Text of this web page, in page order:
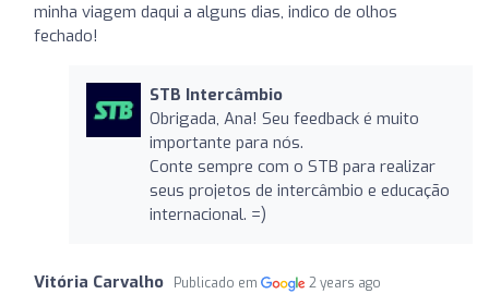
minha viagem daqui a alguns dias, indico de olhos
fechado!
STB Intercâmbio
Obrigada, Ana! Seu feedback é muito
importante para nós.
Conte sempre com o STB para realizar
seus projetos de intercâmbio e educação
internacional. =)
Vitória Carvalho Publicado em 2 years ago